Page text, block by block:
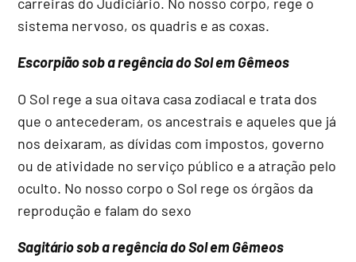
sistema nervoso, os quadris e as coxas.
Escorpião sob a regência do Sol em Gêmeos
O Sol rege a sua oitava casa zodiacal e trata dos
que o antecederam, os ancestrais e aqueles que já
nos deixaram, as dívidas com impostos, governo
ou de atividade no serviço público e a atração pelo
oculto. No nosso corpo o Sol rege os órgãos da
reprodução e falam do sexo
Sagitário sob a regência do Sol em Gêmeos